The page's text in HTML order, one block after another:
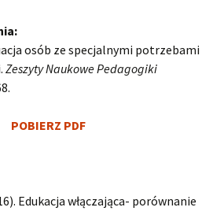
osób ze specjalnymi potrzebami
Zeszyty Naukowe Pedagogiki
POBIERZ PDF
Edukacja włączająca- porównanie